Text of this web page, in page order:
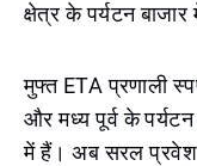
क्षेत्र के पर्यटन
मुफ्त ETA प्रणाली
और मध्य पूर्व के पर्यटन
में हैं। अब सरल प्रवेश